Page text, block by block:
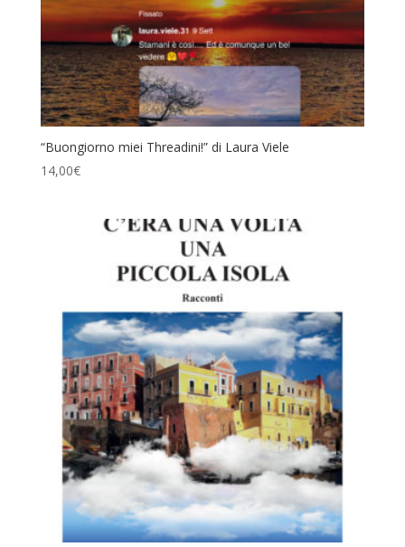
“Buongiorno miei Threadini!” di Laura Viele
14,00€